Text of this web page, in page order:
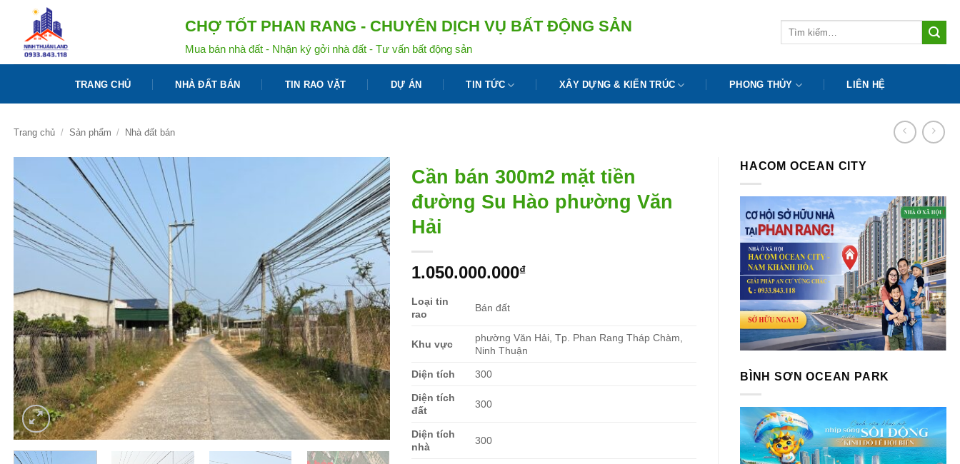
dung
CHỢ TỐT PHAN RANG - CHUYÊN DỊCH VỤ BẤT ĐỘNG SẢN
Mua bán nhà đất - Nhận ký gởi nhà đất - Tư vấn bất động sản
TRANG CHỦ NHÀ ĐẤT BÁN TIN RAO VẶT DỰ ÁN TIN TỨC XÂY DỰNG & KIẾN TRÚC PHONG THỦY LIÊN HỆ
Trang chủ / Sản phẩm / Nhà đất bán
Cần bán 300m2 mặt tiền
đường Su Hào phường Văn
Hải
1.050.000.000₫
Loại tin
rao
Bán đất
Khu vực
phường Văn Hải, Tp. Phan Rang Tháp Chàm,
Ninh Thuận
Diện tích 300
Diện tích
đất
300
Diện tích
nhà
300
HACOM OCEAN CITY
BÌNH SƠN OCEAN PARK